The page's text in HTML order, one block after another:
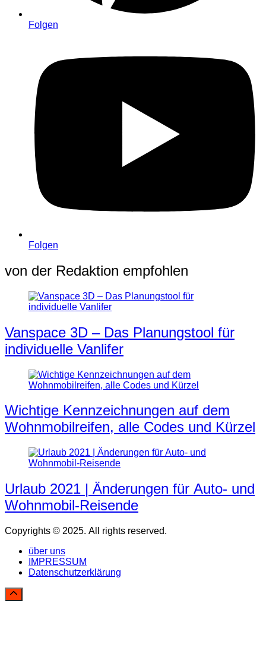
Folgen
Folgen
von der Redaktion empfohlen
Vanspace 3D – Das Planungstool für
individuelle Vanlifer
Wichtige Kennzeichnungen auf dem
Wohnmobilreifen, alle Codes und Kürzel
Urlaub 2021 | Änderungen für Auto- und
Wohnmobil-Reisende
Copyrights © 2025. All rights reserved.
über uns
IMPRESSUM
Datenschutzerklärung